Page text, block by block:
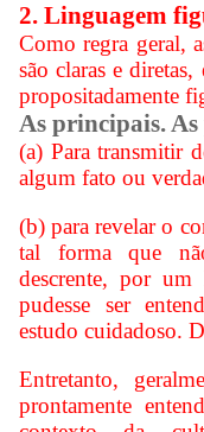
2. Linguagem
Como regra geral,
são claras e
propositadamente
As principais.
(a) Para transmitir
algum fato ou
(b) para revelar o
tal forma que
descrente, por
pudesse ser
estudo cuidadoso.
Entretanto,
prontamente